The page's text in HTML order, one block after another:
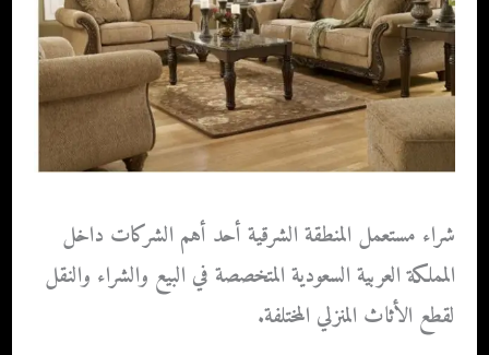
شراء مستعمل المنطقة الشرقيةأحد أهم الشركات داخل
المملكة العربية السعودية المتخصصة في البيع والشراء والنقل
لقطع الأثاث المنزلي المختلفة.